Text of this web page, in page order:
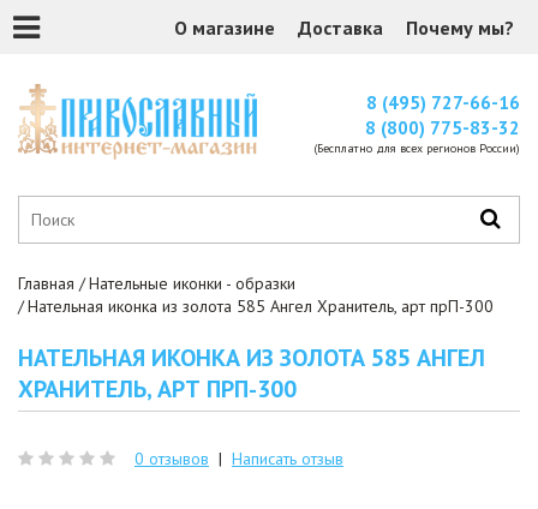
О магазине Доставка Почему мы?
8 (495) 727-66-16
8 (800) 775-83-32
(Бесплатно для всех регионов России)
Главная
Нательные иконки - образки
Нательная иконка из золота 585 Ангел Хранитель, арт прП-300
НАТЕЛЬНАЯ ИКОНКА ИЗ ЗОЛОТА 585 АНГЕЛ
ХРАНИТЕЛЬ, АРТ ПРП-300
0 отзывов | Написать отзыв